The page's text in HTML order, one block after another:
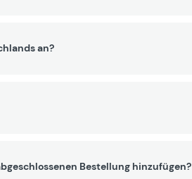
an?
Bestellung hinzufügen?